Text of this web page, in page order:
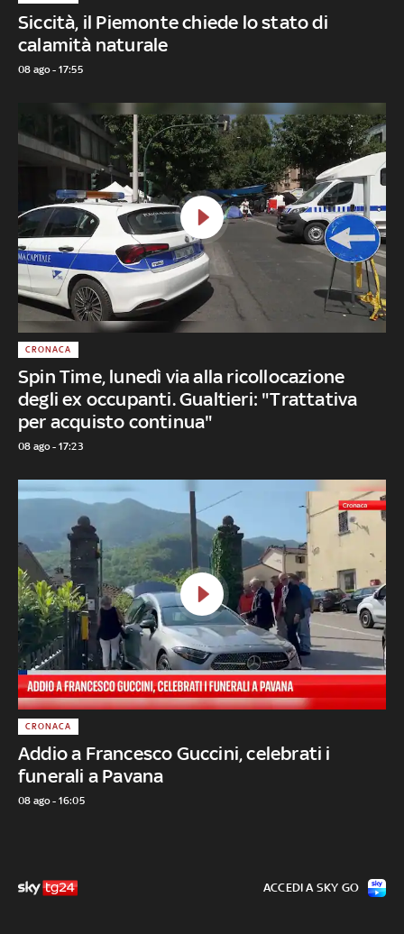
Siccità, il Piemonte chiede lo stato di
calamità naturale
08 ago - 17:55
Spin Time, lunedì via alla ricollocazione
degli ex occupanti. Gualtieri: "Trattativa
per acquisto continua"
CRONACA
08 ago - 17:23
Addio a Francesco Guccini, celebrati i
funerali a Pavana
CRONACA
08 ago - 16:05
ACCEDI A SKY GO